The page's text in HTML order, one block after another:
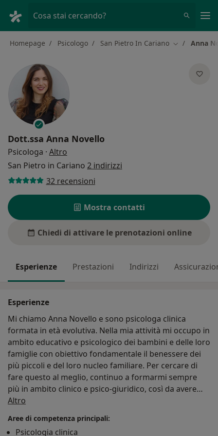
Cosa stai cercando?
Homepage Psicologo San Pietro In Cariano Cambia città
Anna
Dott.ssa Anna Novello
Psicologa · Altro
San Pietro in Cariano 2 indirizzi
32 recensioni
Mostra contatti
Chiedi di attivare le prenotazioni online
Esperienze Prestazioni Indirizzi
Esperienze
Mi chiamo Anna Novello e sono psicologa clinica
formata in età evolutiva. Nella mia attività mi occupo in
ambito educativo e psicologico dei bambini e delle loro
famiglie con obiettivo fondamentale il benessere dei
più piccoli e del loro nucleo familiare. Per cercare di
fare questo al meglio, continuo a formarmi sempre
più in ambito clinico e psico-giuridico, così da avere
una conoscenza ampia sugli interventi rivolti ai minori
in Scienze e Tecniche Psicologiche dello Sviluppo e
Altro
Aree di competenza principali:
Psicologia clinica